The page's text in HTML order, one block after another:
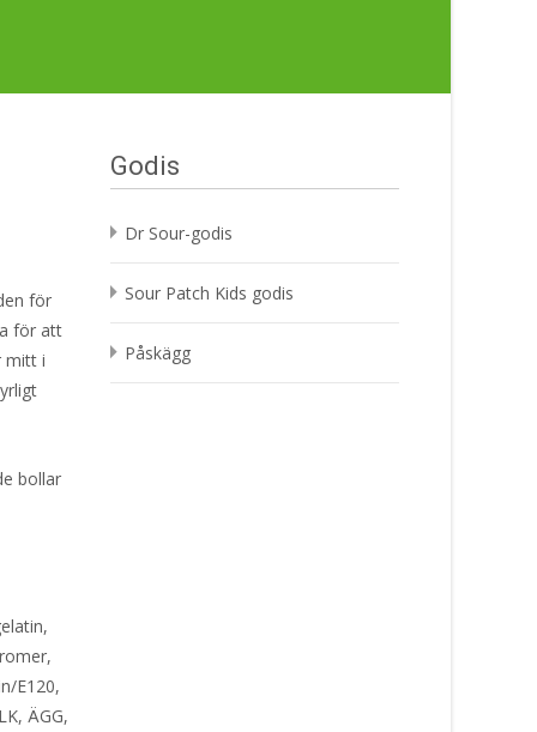
för
för att
mitt i
bollar
E120,
ÄGG,
Godis
Dr Sour-godis
Sour Patch Kids godis
Påskägg